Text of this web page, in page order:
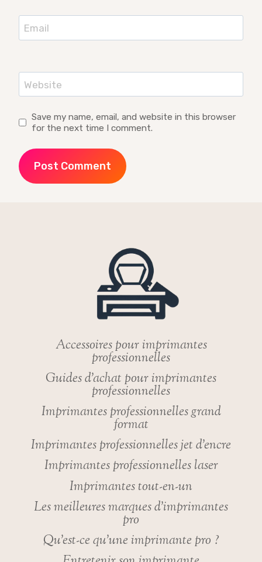
Email
Website
Save my name, email, and website in this browser
for the next time I comment.
Accessoires pour imprimantes
professionnelles
Guides d’achat pour imprimantes
professionnelles
Imprimantes professionnelles grand
format
Imprimantes professionnelles jet d’encre
Imprimantes professionnelles laser
Imprimantes tout-en-un
Les meilleures marques d’imprimantes
pro
Qu’est-ce qu’une imprimante pro ?